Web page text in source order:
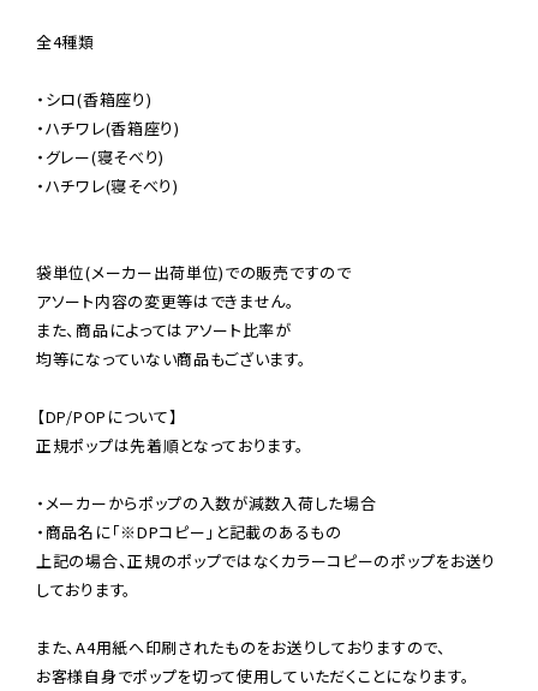
全4種類
・シロ(香箱座り)
・ハチワレ(香箱座り)
・グレー(寝そべり)
・ハチワレ(寝そべり)
袋単位(メーカー出荷単位)での販売ですので
アソート内容の変更等はできません。
また、商品によってはアソート比率が
均等になっていない商品もございます。
【DP/POPについて】
正規ポップは先着順となっております。
・メーカーからポップの入数が減数入荷した場合
・商品名に「※DPコピー」と記載のあるもの
上記の場合、正規のポップではなくカラーコピーのポップをお送り
しております。
また、A4用紙へ印刷されたものをお送りしておりますので、
お客様自身でポップを切って使用していただくことになります。